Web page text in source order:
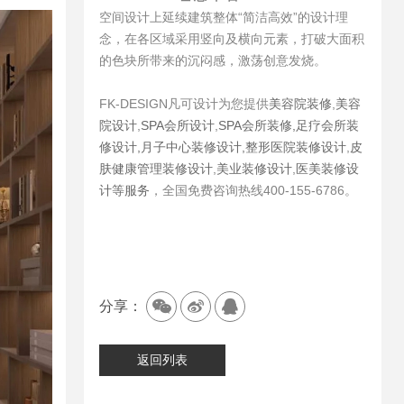
空间设计上延续建筑整体“简洁高效”的设计理
念，在各区域采用竖向及横向元素，打破大面积
的色块所带来的沉闷感，激荡创意发烧。
FK-DESIGN凡可设计为您提供美容院装修 美容
院设计 SPA会所设计 SPA会所装修, 足疗会所装
修设计, 月子中心装修设计, 整形医院装修设计 皮
肤健康管理装修设计 美业装修设计 医美装修设
计等服务 ，全国免费咨询热线400-155-6786。
分享：
返回列表